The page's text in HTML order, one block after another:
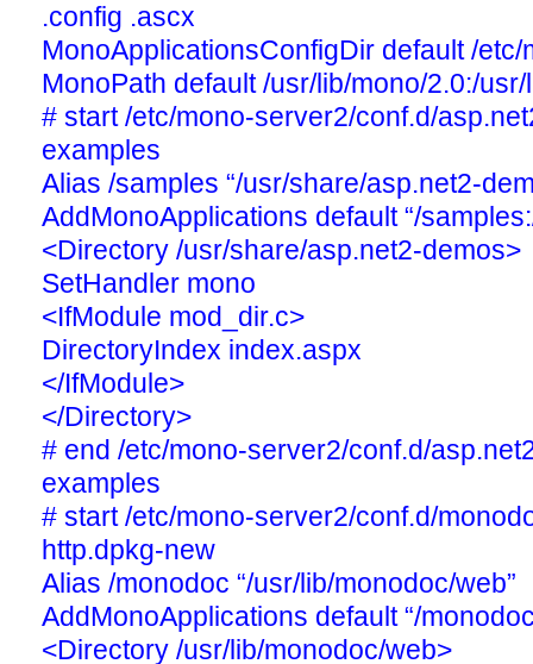
.config .ascx
MonoApplicationsConfigDir default /
MonoPath default /usr/lib/mono/2.0:/
# start /etc/mono-server2/conf.d/
examples
Alias /samples “/usr/share/asp.net2-
AddMonoApplications default “/
<Directory /usr/share/asp.net2-demos>
SetHandler mono
<IfModule mod_dir.c>
DirectoryIndex index.aspx
</IfModule>
</Directory>
# end /etc/mono-server2/conf.d/
examples
# start /etc/mono-server2/conf.d/
http.dpkg-new
Alias /monodoc “/usr/lib/monodoc/web”
AddMonoApplications default “/
<Directory /usr/lib/monodoc/web>